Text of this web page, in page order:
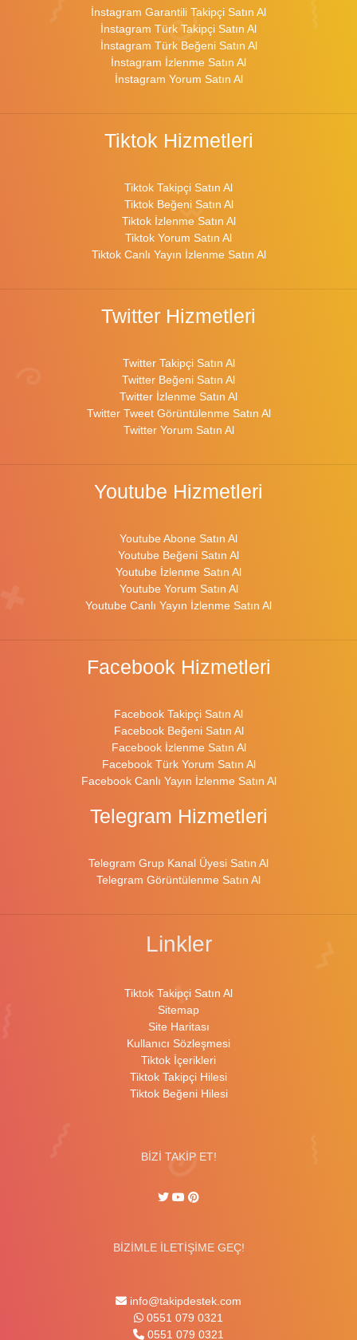
İnstagram Garantili Takipçi Satın Al
İnstagram Türk Takipçi Satın Al
İnstagram Türk Beğeni Satın Al
İnstagram İzlenme Satın Al
İnstagram Yorum Satın Al
Tiktok Hizmetleri
Tiktok Takipçi Satın Al
Tiktok Beğeni Satın Al
Tiktok İzlenme Satın Al
Tiktok Yorum Satın Al
Tiktok Canlı Yayın İzlenme Satın Al
Twitter Hizmetleri
Twitter Takipçi Satın Al
Twitter Beğeni Satın Al
Twitter İzlenme Satın Al
Twitter Tweet Görüntülenme Satın Al
Twitter Yorum Satın Al
Youtube Hizmetleri
Youtube Abone Satın Al
Youtube Beğeni Satın Al
Youtube İzlenme Satın Al
Youtube Yorum Satın Al
Youtube Canlı Yayın İzlenme Satın Al
Facebook Hizmetleri
Facebook Takipçi Satın Al
Facebook Beğeni Satın Al
Facebook İzlenme Satın Al
Facebook Türk Yorum Satın Al
Facebook Canlı Yayın İzlenme Satın Al
Telegram Hizmetleri
Telegram Grup Kanal Üyesi Satın Al
Telegram Görüntülenme Satın Al
Linkler
Tiktok Takipçi Satın Al
Sitemap
Site Haritası
Kullanıcı Sözleşmesi
Tiktok İçerikleri
Tiktok Takipçi Hilesi
Tiktok Beğeni Hilesi
BİZİ TAKİP ET!
BİZİMLE İLETİŞİME GEÇ!
info@takipdestek.com
0551 079 0321
0551 079 0321